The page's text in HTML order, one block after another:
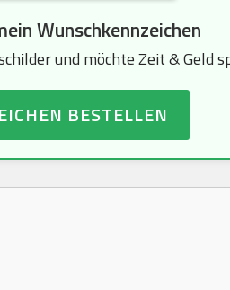
Wunschkennzeichen
und möchte Zeit & Geld
BESTELLEN